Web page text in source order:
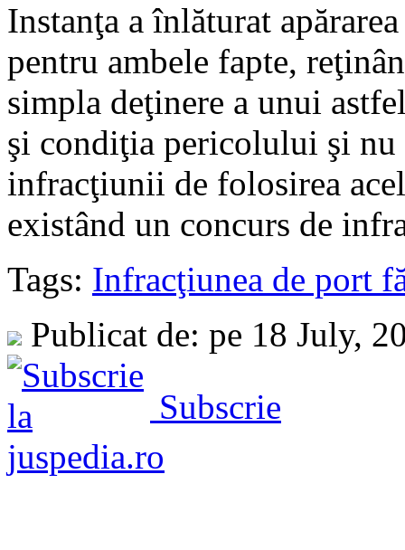
Instanţa a înlăturat
pentru ambele fapte,
simpla deţinere a unui
şi condiţia pericolului şi nu
infracţiunii de folosirea
existând un concurs de
Tags: Infracţiunea de port
Publicat de: pe 18 July,
Subscrie